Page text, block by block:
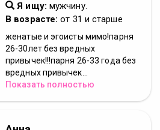
Я ищу: мужчину.
В возрасте: от 31 и старше
женатые и эгоисты мимо!парня
26-30лет без вредных
привычек!!!парня 26-33 года без
вредных привычек...
Показать полностью